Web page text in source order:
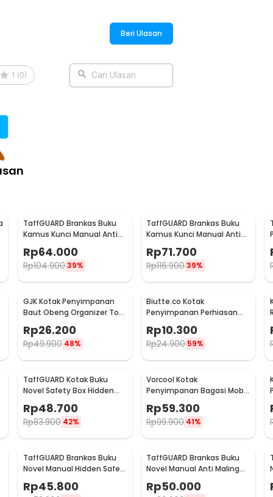
Beri Ulasan
1 (0) Cari Ulasan
TaffGUARD Brankas Buku
Kamus Kunci Manual Anti
Maling Hidden Safe Box
Sedang - KB-10L
Rp64.000
Rp104.900 39%
TaffGUARD Brankas Buku
Kamus Kunci Manual Anti
Besar - KB-10L
Rp71.700
Rp116.90039%
GJK Kotak Penyimpanan
Baut Obeng Organizer Tool
Box - Z20
Rp26.200
Rp49.900 48%
Biutte.co Kotak
Penyimpanan Perhiasan
Separate Box 28 Grid - SN-
14
Rp10.300
Rp24.900 59%
TaffGUARD Kotak Buku
Novel Safety Box Hidden
Storage Password Lock -
KB-30P
Rp48.700
Rp83.900 42%
Vorcool Kotak
Penyimpanan Bagasi Mobil
Portable Car Storage Box
25 L - VL25
Rp59.300
Rp99.900 41%
TaffGUARD Brankas Buku
Novel Manual Hidden Safe
Box Size S - KB-20L
Rp45.800
TaffGUARD Brankas Buku
Novel Manual Anti Maling
KB-20L
Rp50.000